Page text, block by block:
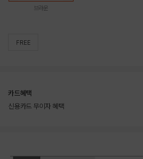
브라운
FREE
카드혜택
신용카드 무이자 혜택